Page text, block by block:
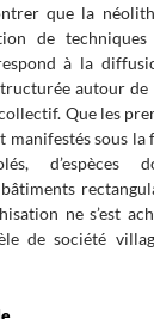
que la
de
à la
autour de
Que les
sous la
d’espèces
ne s’est
de société